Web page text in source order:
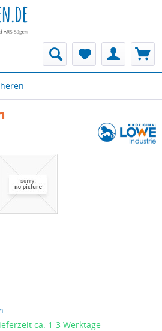
ca. 1-3 Werktage